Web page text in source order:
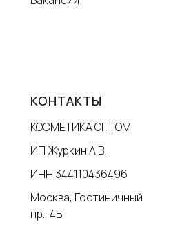
КОНТАКТЫ
КОСМЕТИКА ОПТОМ
ИП Журкин А.В.
ИНН 344110436496
Москва, Гостиничный
пр., 4Б